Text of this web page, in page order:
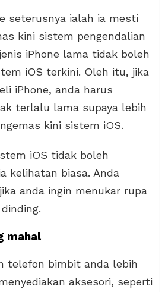
seterusnya ialah ia mesti
kini sistem pengendalian
iPhone lama tidak boleh
iOS terkini. Oleh itu, jika
iPhone, anda harus
terlalu lama supaya lebih
kini sistem iOS.
iOS tidak boleh
kelihatan biasa. Anda
anda ingin menukar rupa
mahal
telefon bimbit anda lebih
aksesori, seperti